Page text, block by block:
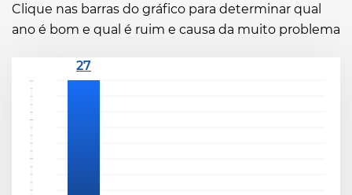
Clique nas barras do gráfico para determinar qual
ano é bom e qual é ruim e causa da muito problema